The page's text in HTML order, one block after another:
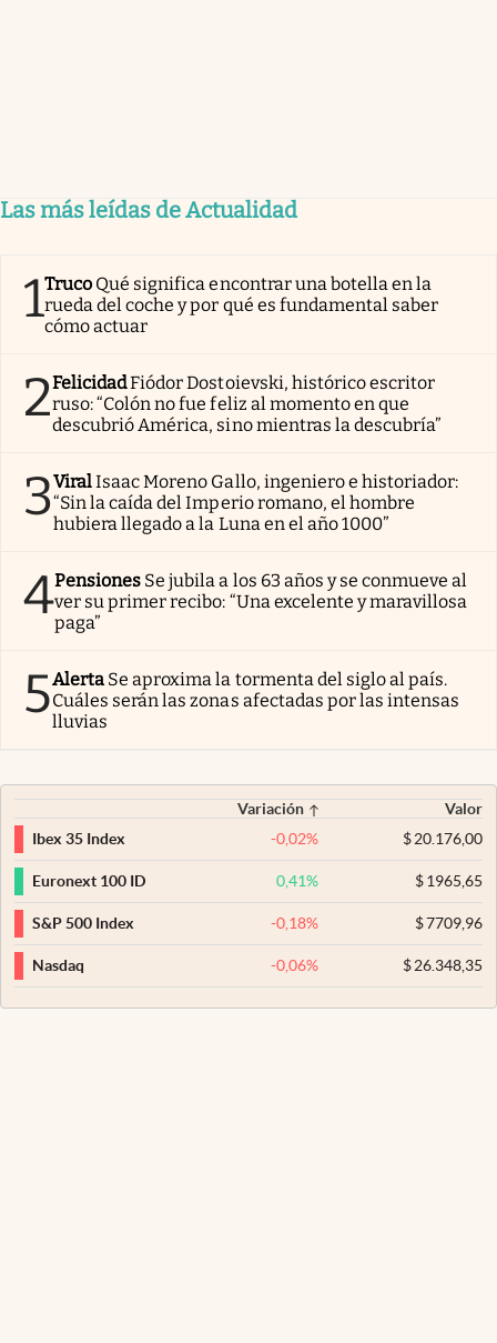
Las más leídas de Actualidad
1Truco Qué significa encontrar una botella en la
rueda del coche y por qué es fundamental saber
cómo actuar
2FelicidadFiódor Dostoievski, histórico escritor
ruso: “Colón no fue feliz al momento en que
descubrió América, sino mientras la descubría”
3ViralIsaac Moreno Gallo, ingeniero e historiador:
“Sin la caída del Imperio romano, el hombre
hubiera llegado a la Luna en el año 1000”
4Pensiones Se jubila a los 63 años y se conmueve al
ver su primer recibo: “Una excelente y maravillosa
paga”
5Alerta Se aproxima la tormenta del siglo al país.
Cuáles serán las zonas afectadas por las intensas
lluvias
Variación
Valor
Ibex 35 Index
-0,02% $20.176,00
Euronext 100 ID 0,41% $1965,65
S&P 500 Index -0,18% $7709,96
Nasdaq -0,06% $26.348,35